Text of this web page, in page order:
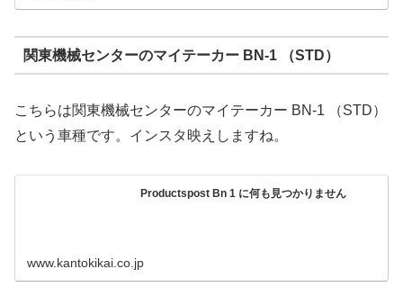
関東機械センターのマイテーカー BN-1 （STD）
こちらは関東機械センターのマイテーカー BN-1 （STD）
という車種です。インスタ映えしますね。
Productspost Bn 1 に何も見つかりません
www.kantokikai.co.jp